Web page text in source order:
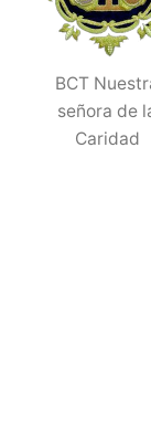
BCT
señora de
Caridad